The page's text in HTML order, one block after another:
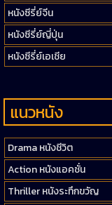
หนังซีรี่ย์จีน
หนังซีรี่ย์ญี่ปุ่น
หนังซีรี่ย์เอเชีย
แนวหนัง
Drama หนังชีวิต
Action หนังแอคชั่น
Thriller หนังระทึกขวัญ